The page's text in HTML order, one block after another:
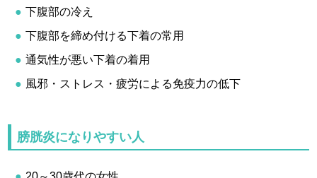
下腹部の冷え
下腹部を締め付ける下着の常用
通気性が悪い下着の着用
風邪・ストレス・疲労による免疫力の低下
膀胱炎になりやすい人